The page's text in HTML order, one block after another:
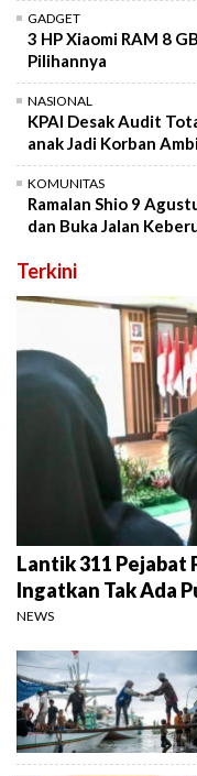
GADGET
3 HP Xiaomi RAM 8
Pilihannya
NASIONAL
KPAI Desak Audit
anak Jadi Korban
KOMUNITAS
Ramalan Shio 9
dan Buka Jalan
Terkini
Lantik 311 Pejabat
Ingatkan Tak Ada
NEWS